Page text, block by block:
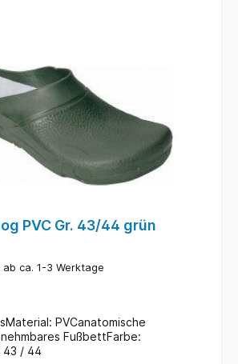
PVC Gr. 43/44 grün
ca. 1-3 Werktage
PVCanatomische
FußbettFarbe:
43 / 44